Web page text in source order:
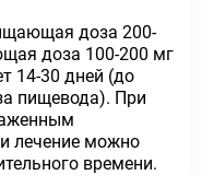
доза 200-
доза 100-200 мг
14-30 дней (до
пищевода). При
лечение можно
времени.